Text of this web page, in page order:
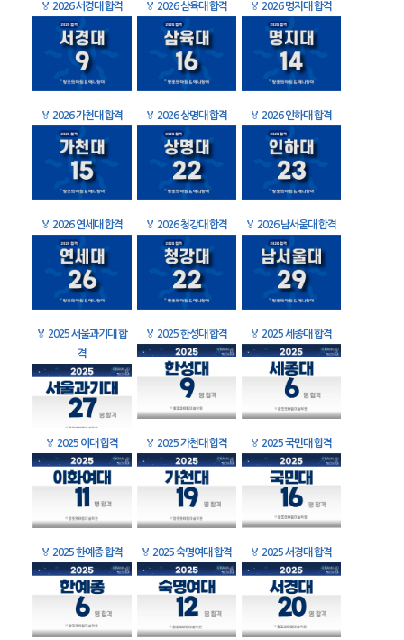
🏅 2026 서경대 합격 🏅 2026 삼육대 합격 🏅 2026 명지대 합격
🏅 2026 가천대 합격 🏅 2026 상명대 합격 🏅 2026 인하대 합격
🏅 2026 연세대 합격 🏅 2026 청강대 합격 🏅 2026 남서울대 합격
🏅 2025 서울과기대 합
격
🏅 2025 한성대 합격 🏅 2025 세종대 합격
🏅 2025 이대 합격 🏅 2025 가천대 합격 🏅 2025 국민대 합격
🏅 2025 한예종 합격 🏅 2025 숙명여대 합격 🏅 2025 서경대 합격